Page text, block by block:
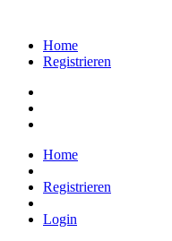
Home
Registrieren
Home
Registrieren
Login